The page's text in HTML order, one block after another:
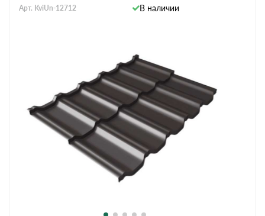
Арт. KviUn-12712 В наличии